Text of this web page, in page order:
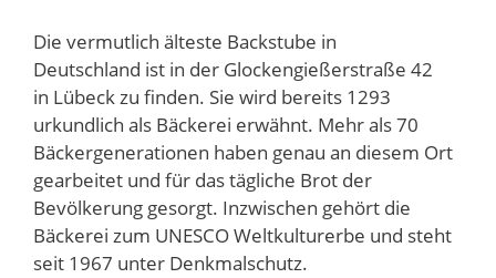
Die vermutlich älteste Backstube in
Deutschland ist in der Glockengießerstraße 42
in Lübeck zu finden. Sie wird bereits 1293
urkundlich als Bäckerei erwähnt. Mehr als 70
Bäckergenerationen haben genau an diesem Ort
gearbeitet und für das tägliche Brot der
Bevölkerung gesorgt. Inzwischen gehört die
Bäckerei zum UNESCO Weltkulturerbe und steht
seit 1967 unter Denkmalschutz.